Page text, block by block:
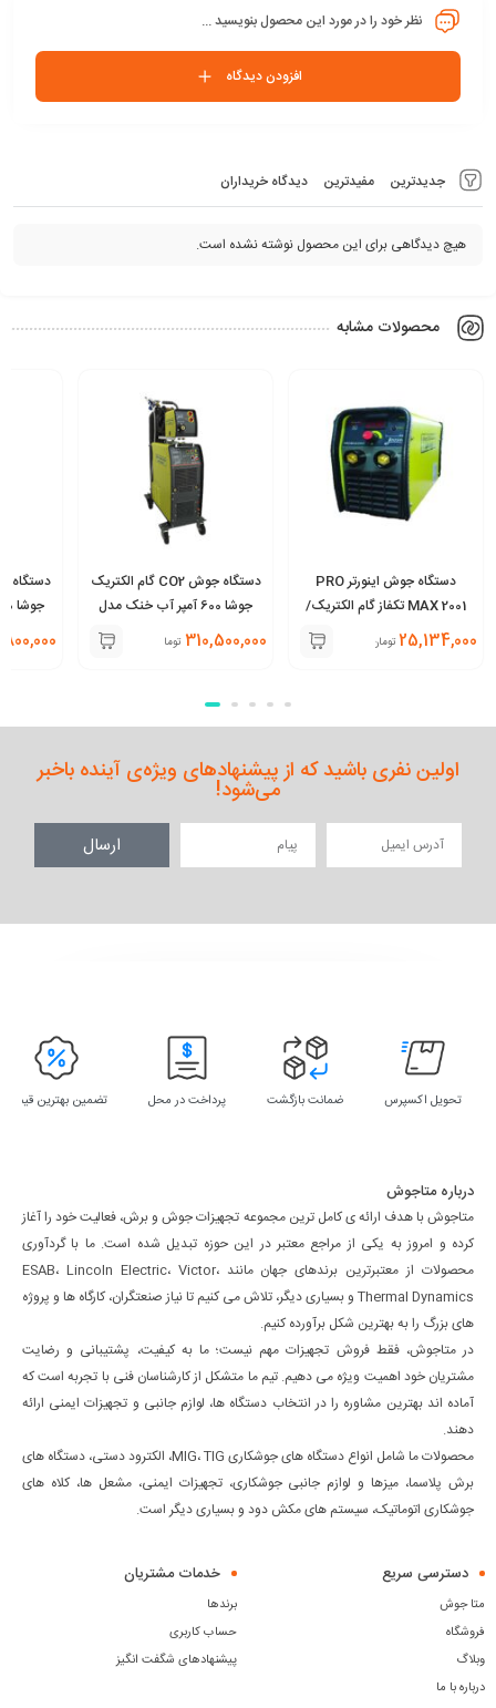
جدیدترین مفیدترین دیدگاه خریداران
هیچ دیدگاهی برای این محصول نوشته نشده است.
نظر خود را در مورد این محصول بنویسید ...
افزودن دیدگاه
محصولات مشابه
دستگاه جوش اینورتر PRO
MAX 2001 تکفاز گام الکتریک/
جوشا25,134,000 تومان
دستگاه جوش CO2 گام الکتریک
جوشا 600 آمپر آب خنک مدل
Multi MIG 2011310,500,000 تومان
اولین نفری باشید که از پیشنهادهای ویژه‌ی آینده باخبر
می‌شود!
ارسال
تحویل اکسپرس ضمانت بازگشت پرداخت در محل تضمین بهترین قیمت
درباره متاجوش
متاجوش با هدف ارائه ی کامل ترین مجموعه تجهیزات جوش و برش، فعالیت خود را آغاز
کرده و امروز به یکی از مراجع معتبر در این حوزه تبدیل شده است. ما با گردآوری
محصولات از معتبرترین برندهای جهان مانند ESAB، Lincoln Electric، Victor،
Thermal Dynamics و بسیاری دیگر، تلاش می کنیم تا نیاز صنعتگران، کارگاه ها و پروژه
های بزرگ را به بهترین شکل برآورده کنیم.
در متاجوش، فقط فروش تجهیزات مهم نیست؛ ما به کیفیت، پشتیبانی و رضایت
مشتریان خود اهمیت ویژه می دهیم. تیم ما متشکل از کارشناسان فنی با تجربه است که
آماده اند بهترین مشاوره را در انتخاب دستگاه ها، لوازم جانبی و تجهیزات ایمنی ارائه
دهند.
محصولات ما شامل انواع دستگاه های جوشکاری MIG، TIG، الکترود دستی، دستگاه های
برش پلاسما، میزها و لوازم جانبی جوشکاری، تجهیزات ایمنی، مشعل ها، کلاه های
جوشکاری اتوماتیک، سیستم های مکش دود و بسیاری دیگر است.
دسترسی سریع
متا جوش
فروشگاه
وبلاگ
درباره با ما
خدمات مشتریان
برندها
حساب کاربری
پیشنهادهای شگفت انگیز